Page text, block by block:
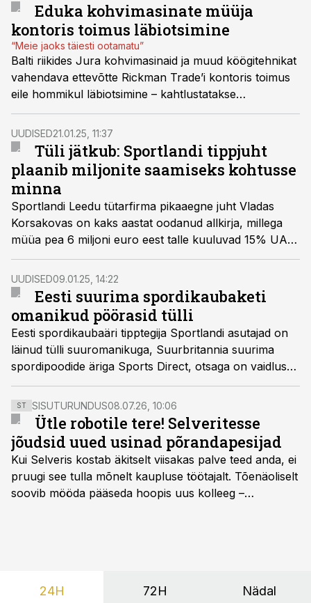
Eduka kohvimasinate müüja
kontoris toimus läbiotsimine
“Meie jaoks täiesti ootamatu”
Balti riikides Jura kohvimasinaid ja muud köögitehnikat
vahendava ettevõtte Rickman Trade’i kontoris toimus
eile hommikul läbiotsimine – kahtlustatakse
konkurentsi kahjustavate hinnakokkulepete sõlmimist.
UUDISED21.01.25, 11:37
Tüli jätkub: Sportlandi tippjuht
plaanib miljonite saamiseks kohtusse
minna
Sportlandi Leedu tütarfirma pikaaegne juht Vladas
Korsakovas on kaks aastat oodanud allkirja, millega
müüa pea 6 miljoni euro eest talle kuuluvad 15% UAB
Sportland LT aktsiatest.
UUDISED09.01.25, 14:22
Eesti suurima spordikaubaketi
omanikud pöörasid tülli
Eesti spordikaubaäri tipptegija Sportlandi asutajad on
läinud tülli suuromanikuga, Suurbritannia suurima
spordipoodide äriga Sports Direct, otsaga on vaidlused
kohtus.
ST SISUTURUNDUS08.07.26, 10:06
Ütle robotile tere! Selveritesse
jõudsid uued usinad põrandapesijad
Kui Selveris kostab äkitselt viisakas palve teed anda, ei
pruugi see tulla mõnelt kaupluse töötajalt. Tõenäoliselt
soovib mööda pääseda hoopis uus kolleeg –
24H 72H Nädal